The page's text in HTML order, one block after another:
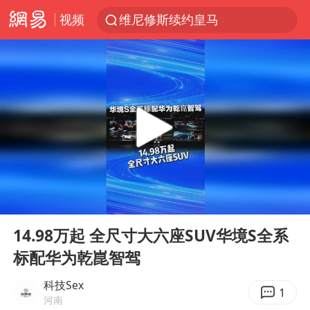
视频
U17国足三战全胜
以“新”破局 首发经济点亮城市消费活力
OpenAI为免费用户升级GPT-5.6 Luna
美股三大指数集体收跌 西数跌超13%
我国编制完成新版全月地质图
台风白海豚或吞掉台风鲸鱼
法国下周开始禁止未经同意的电话营销
巡查组提问 工作人员偷用手机查答案
看守所辅警收受10万获刑1年
青海海西州茫崖市发生3.1级地震
Play
14.98万起 全尺寸大六座SUV华境S全系
标配华为乾崑智驾
科技Sex
河南 1